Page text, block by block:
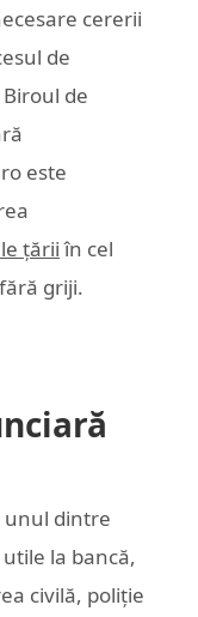
cererii
de
de
este
țării în cel
griji.
unul dintre
la bancă,
civilă, poliție